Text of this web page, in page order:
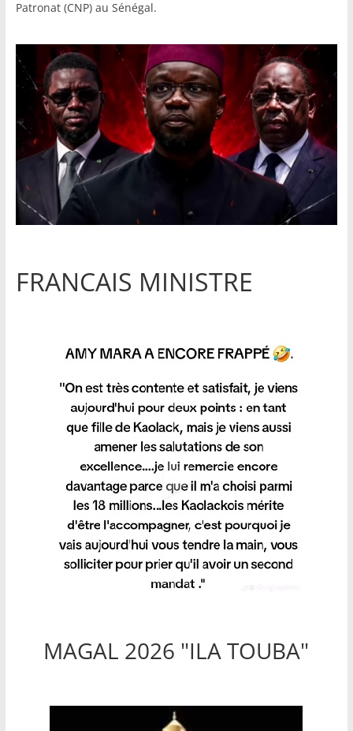
Patronat (CNP) au Sénégal.
FRANCAIS MINISTRE
MAGAL 2026 "ILA TOUBA"